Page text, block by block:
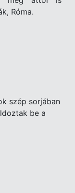
Róma.
szép sorjában
be a